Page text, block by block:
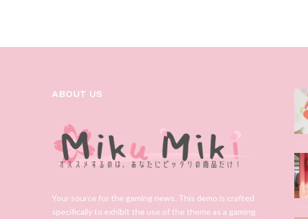
ABOUT US
Your source for the gaming news. This demo is crafted
specifically to exhibit the use of the theme as a gaming